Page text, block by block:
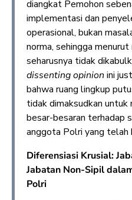
diangkat Pemohon
implementasi dan
operasional, bukan
norma, sehingga
seharusnya tidak
dissenting opinion ini
bahwa ruang lingkup
tidak dimaksudkan untuk
besar-besaran terhadap
anggota Polri yang telah
Diferensiasi Krusial:
Jabatan Non-Sipil
Polri